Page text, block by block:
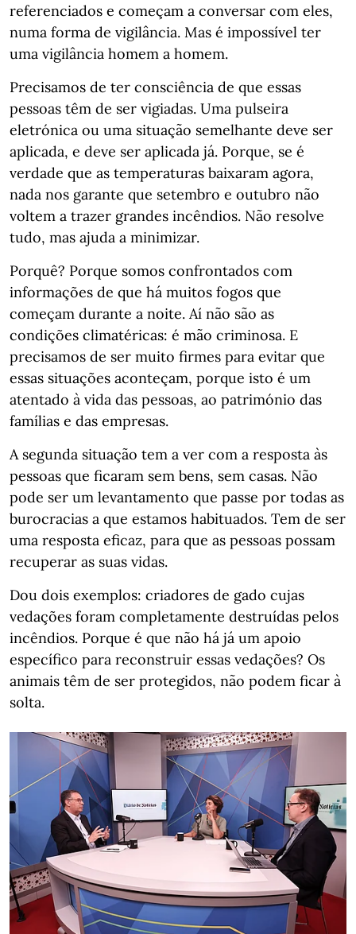
referenciados e começam a conversar com eles,
numa forma de vigilância. Mas é impossível ter
uma vigilância homem a homem.
Precisamos de ter consciência de que essas
pessoas têm de ser vigiadas. Uma pulseira
eletrónica ou uma situação semelhante deve ser
aplicada, e deve ser aplicada já. Porque, se é
verdade que as temperaturas baixaram agora,
nada nos garante que setembro e outubro não
voltem a trazer grandes incêndios. Não resolve
tudo, mas ajuda a minimizar.
Porquê? Porque somos confrontados com
informações de que há muitos fogos que
começam durante a noite. Aí não são as
condições climatéricas: é mão criminosa. E
precisamos de ser muito firmes para evitar que
essas situações aconteçam, porque isto é um
atentado à vida das pessoas, ao património das
famílias e das empresas.
A segunda situação tem a ver com a resposta às
pessoas que ficaram sem bens, sem casas. Não
pode ser um levantamento que passe por todas as
burocracias a que estamos habituados. Tem de ser
uma resposta eficaz, para que as pessoas possam
recuperar as suas vidas.
Dou dois exemplos: criadores de gado cujas
vedações foram completamente destruídas pelos
incêndios. Porque é que não há já um apoio
específico para reconstruir essas vedações? Os
animais têm de ser protegidos, não podem ficar à
solta.